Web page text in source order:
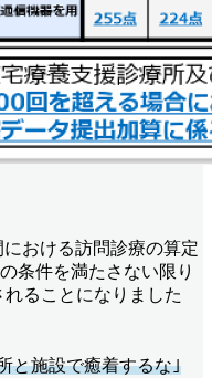
おける訪問診療の算定
条件を満たさない限り
ることになりました
と施設で癒着するな｣